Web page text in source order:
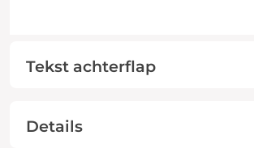
Tekst achterflap
Details